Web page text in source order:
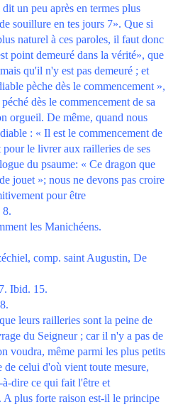
un peu après en termes plus
souillure en tes jours 7». Que si
naturel à ces paroles, il faut donc
point demeuré dans la vérité», que
qu'il n'y est pas demeuré ; et
pèche dès le commencement »,
dès le commencement de sa
orgueil. De même, quand nous
: « Il est le commencement de
le livrer aux railleries de ses
du psaume: « Ce dragon que
jouet »; nous ne devons pas croire
pour être
8.
les Manichéens.
comp. saint Augustin, De
Ibid. 15.
leurs railleries sont la peine de
du Seigneur ; car il n'y a pas de
voudra, même parmi les plus petits
celui d'où vient toute mesure,
dire ce qui fait l'être et
plus forte raison est-il le principe